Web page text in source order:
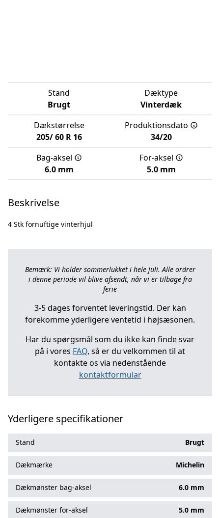
Stand
Brugt
Dæktype
Vinterdæk
Dækstørrelse
205/ 60 R 16
Produktionsdato
34/20
Bag-aksel
6.0 mm
For-aksel
5.0 mm
Beskrivelse
Bemærk: Vi holder sommerlukket i hele juli. Alle ordrer
i denne periode vil blive afsendt, når vi er tilbage fra
ferie
3-5 dages forventet leveringstid. Der kan
forekomme yderligere ventetid i højsæsonen.
Har du spørgsmål som du ikke kan finde svar
på i vores FAQ, så er du velkommen til at
kontakte os via nedenstående
kontaktformular
Yderligere specifikationer
Stand Brugt
Dækmærke Michelin
Dækmønster bag-aksel 6.0 mm
Dækmønster for-aksel 5.0 mm